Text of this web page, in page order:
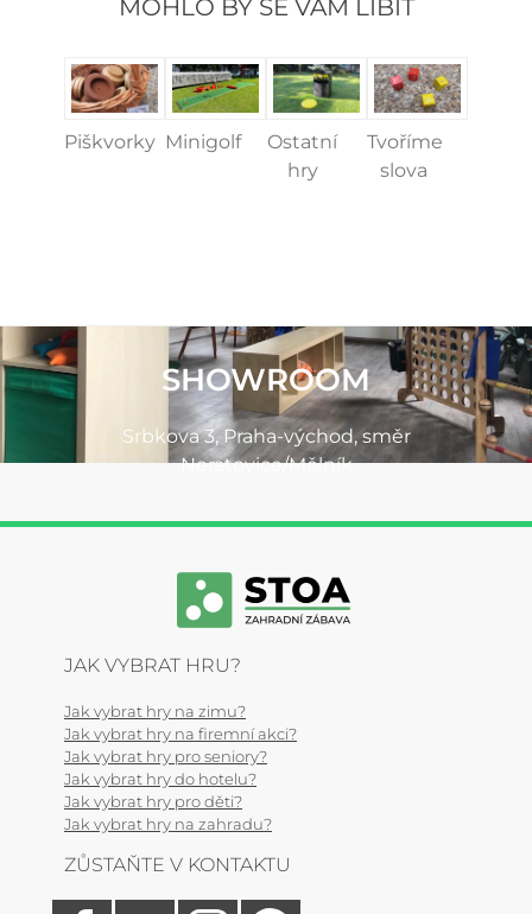
MOHLO BY SE VÁM LÍBIT
Piškvorky Minigolf
Ostatní
hry
Tvoříme
slova
SHOWROOM
Srbkova 3, Praha-východ, směr
Neratovice/Mělník
JAK VYBRAT HRU?
Jak vybrat hry na zimu?
Jak vybrat hry na firemní akci?
Jak vybrat hry pro seniory?
Jak vybrat hry do hotelu?
Jak vybrat hry pro děti?
Jak vybrat hry na zahradu?
ZŮSTAŇTE V KONTAKTU